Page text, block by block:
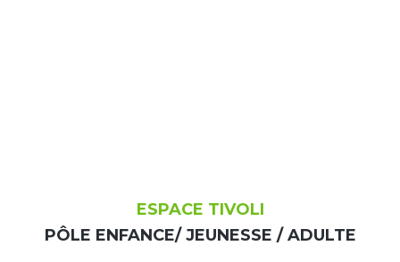
ESPACE TIVOLI
PÔLE ENFANCE/ JEUNESSE / ADULTE